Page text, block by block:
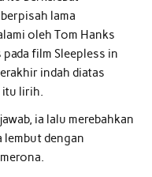
lama
oleh Tom Hanks
film Sleepless in
indah diatas
itu lirih.
ia lalu merebahkan
lembut dengan